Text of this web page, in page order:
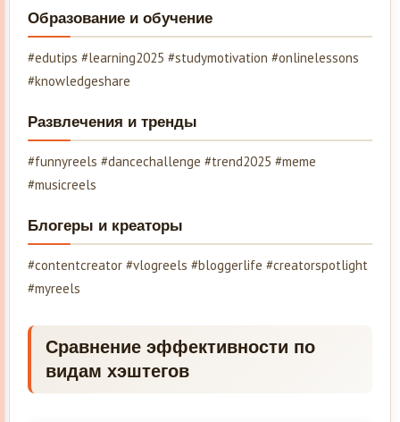
Образование и обучение
#edutips #learning2025 #studymotivation #onlinelessons
#knowledgeshare
Развлечения и тренды
#funnyreels #dancechallenge #trend2025 #meme
#musicreels
Блогеры и креаторы
#contentcreator #vlogreels #bloggerlife #creatorspotlight
#myreels
Сравнение эффективности по
видам хэштегов